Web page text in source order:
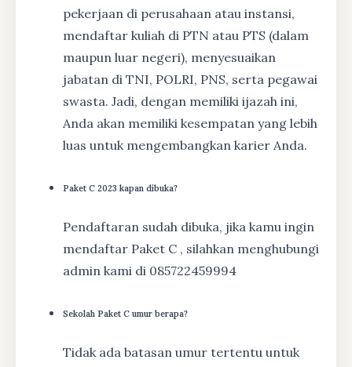
pekerjaan di perusahaan atau instansi,
mendaftar kuliah di PTN atau PTS (dalam
maupun luar negeri), menyesuaikan
jabatan di TNI, POLRI, PNS, serta pegawai
swasta. Jadi, dengan memiliki ijazah ini,
Anda akan memiliki kesempatan yang lebih
luas untuk mengembangkan karier Anda.
Paket C 2023 kapan dibuka?
Pendaftaran sudah dibuka, jika kamu ingin
mendaftar Paket C , silahkan menghubungi
admin kami di 085722459994
Sekolah Paket C umur berapa?
Tidak ada batasan umur tertentu untuk